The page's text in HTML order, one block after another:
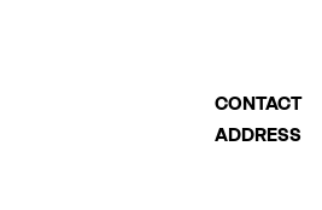
CONTACT
ADDRESS